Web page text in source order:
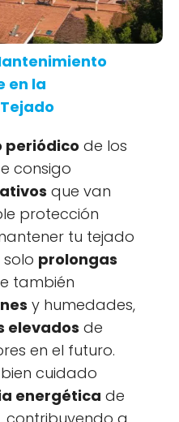
en la
periódico de los
consigo
que van
protección
tu tejado
prolongas
también
y humedades,
elevados de
en el futuro.
cuidado
energética de